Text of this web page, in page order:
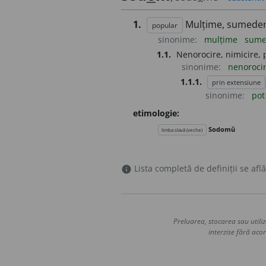
1. popular Mulțime,
sinonime: mulțime
1.1. Nenorocire, nimicire,
sinonime:
1.1.1.
prin extensiune
sinonime:
etimologie:
limba slavă (veche) Sodomŭ
info Lista completă de definiții se
Preluarea, stocarea sau
interzise fără